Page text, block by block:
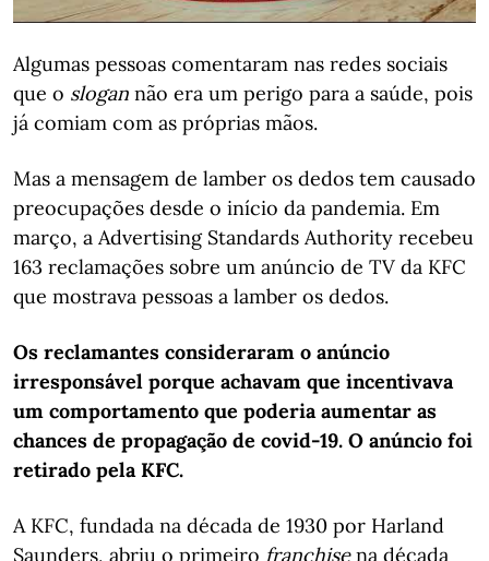
Algumas pessoas comentaram nas redes sociais
que o slogan não era um perigo para a saúde, pois
já comiam com as próprias mãos.
Mas a mensagem de lamber os dedos tem causado
preocupações desde o início da pandemia. Em
março, a Advertising Standards Authority recebeu
163 reclamações sobre um anúncio de TV da KFC
que mostrava pessoas a lamber os dedos.
Os reclamantes consideraram o anúncio
irresponsável porque achavam que incentivava
um comportamento que poderia aumentar as
chances de propagação de covid-19. O anúncio foi
retirado pela KFC.
A KFC, fundada na década de 1930 por Harland
Saunders, abriu o primeiro franchisena década